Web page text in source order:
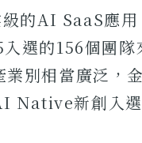
的AI SaaS應
選的156個團
別相當廣泛，
Native新創入選